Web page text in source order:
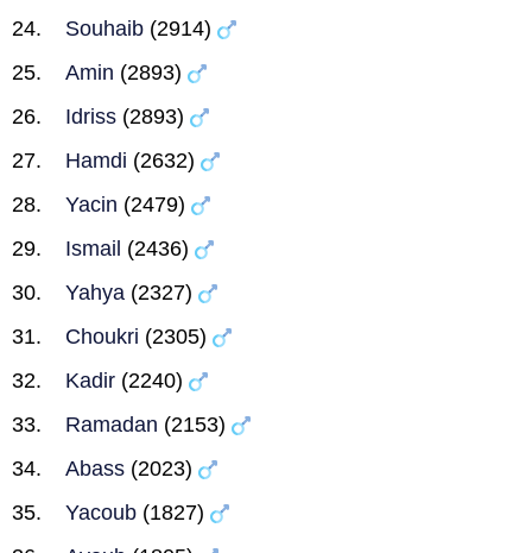
Souhaib (2914)
Amin (2893)
Idriss (2893)
Hamdi (2632)
Yacin (2479)
Ismail (2436)
Yahya (2327)
Choukri (2305)
Kadir (2240)
Ramadan (2153)
Abass (2023)
Yacoub (1827)